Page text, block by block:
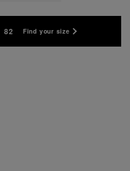
82 Find your size